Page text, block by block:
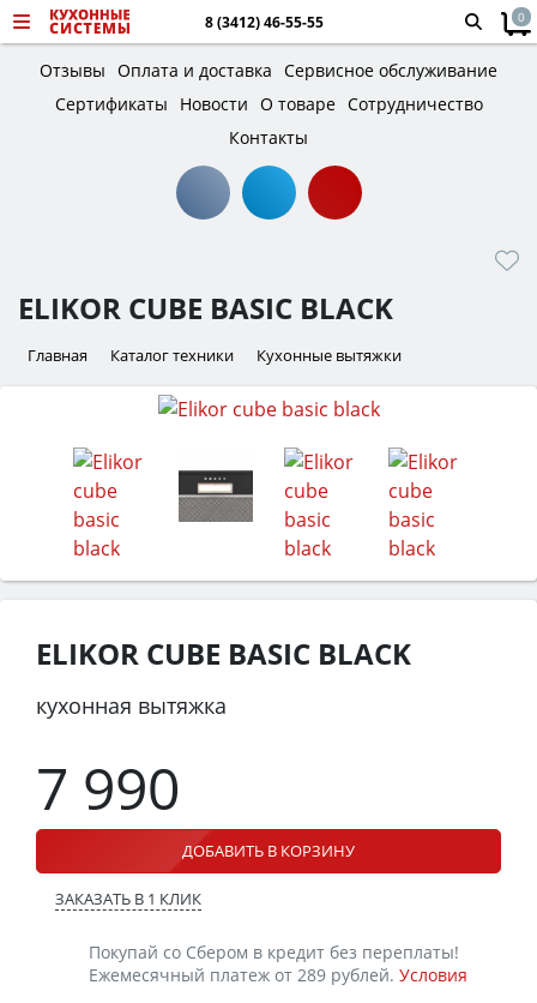
8 (3412) 46-55-55 0
Отзывы Оплата и доставка Сервисное обслуживание
Сертификаты
Новости О товаре Сотрудничество
Контакты
ELIKOR CUBE BASIC BLACK
Главная Каталог техники Кухонные вытяжки
ELIKOR CUBE BASIC BLACK
кухонная вытяжка
7 990
ДОБАВИТЬ В КОРЗИНУ
ЗАКАЗАТЬ В 1 КЛИК
Покупай со Сбером в кредит без переплаты!
Ежемесячный платеж от 289 рублей. Условия